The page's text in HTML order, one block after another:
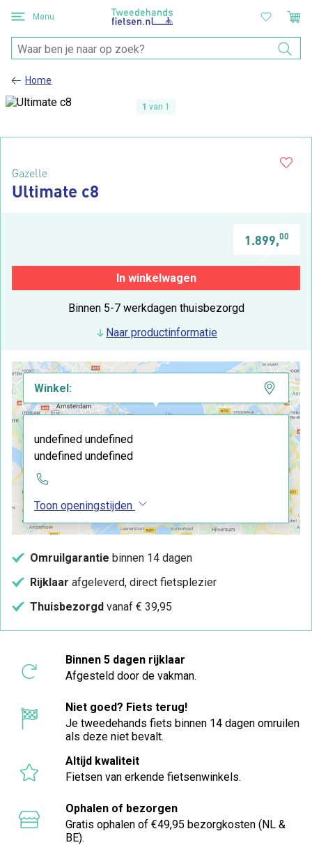
Menu
Home
1 van 1
Gazelle
Ultimate c8
1.899,00
In winkelwagen
Binnen 5-7 werkdagen thuisbezorgd
Naar productinformatie
Winkel:
undefined undefined
undefined undefined
Toon openingstijden
Omruilgarantie binnen 14 dagen
Rijklaar afgeleverd, direct fietsplezier
Thuisbezorgd vanaf € 39,95
Binnen 5 dagen rijklaar
Afgesteld door de vakman.
Niet goed? Fiets terug!
Je tweedehands fiets binnen 14 dagen omruilen
als deze niet bevalt.
Altijd kwaliteit
Fietsen van erkende fietsenwinkels.
Ophalen of bezorgen
Gratis ophalen of €49,95 bezorgkosten (NL &
BE).